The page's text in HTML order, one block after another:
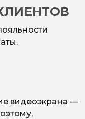
видеоэкрана —